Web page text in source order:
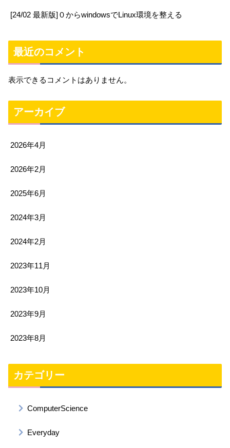
[24/02 最新版]０からwindowsでLinux環境を整える
最近のコメント
表示できるコメントはありません。
アーカイブ
2026年4月
2026年2月
2025年6月
2024年3月
2024年2月
2023年11月
2023年10月
2023年9月
2023年8月
カテゴリー
ComputerScience
Everyday